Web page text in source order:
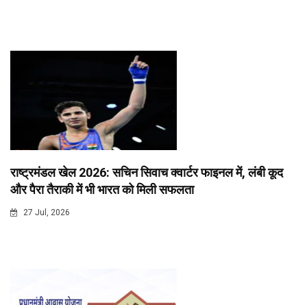
राष्ट्रमंडल खेल 2026: सचिन सिवाच क्वार्टर फाइनल में, लंबी कूद
और पैरा तैराकी में भी भारत को मिली सफलता
27 Jul, 2026